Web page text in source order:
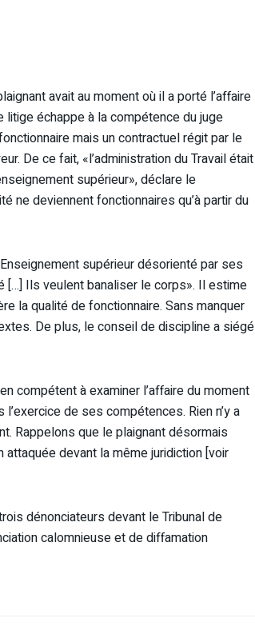
avait au moment où il a porté l’affaire
échappe à la compétence du juge
mais un contractuel régit par le
De ce fait, «l’administration du Travail était
supérieur», déclare le
ne deviennent fonctionnaires qu’à partir du
supérieur désorienté par ses
[…] Ils veulent banaliser le corps». Il estime
la qualité de fonctionnaire. Sans manquer
De plus, le conseil de discipline a siégé
compétent à examiner l’affaire du moment
de ses compétences. Rien n’y a
Rappelons que le plaignant désormais
devant la même juridiction [voir
dénonciateurs devant le Tribunal de
calomnieuse et de diffamation